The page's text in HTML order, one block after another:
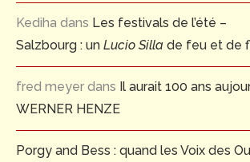
Kediha dans Les festivals de l’été –
Salzbourg : un Lucio Silla de feu et de
fred meyer dans Il aurait 100 ans
WERNER HENZE
Porgy and Bess : quand les Voix des